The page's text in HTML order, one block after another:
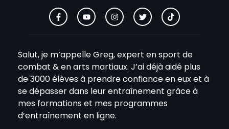
Salut, je m’appelle Greg, expert en sport de
combat & en arts martiaux. J’ai déjà aidé plus
de 3000 élèves à prendre confiance en eux et à
se dépasser dans leur entraînement grâce à
mes formations et mes programmes
d’entraînement en ligne.